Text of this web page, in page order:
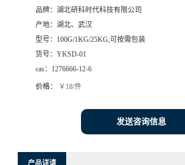
品牌： 湖北研科时代科技有限公司
产地： 湖北、武汉
型号： 100G/1KG/25KG;可按需包装
货号： YKSD-01
cas： 1276666-12-6
价格： ￥18/件
发送咨询信息
产品详请